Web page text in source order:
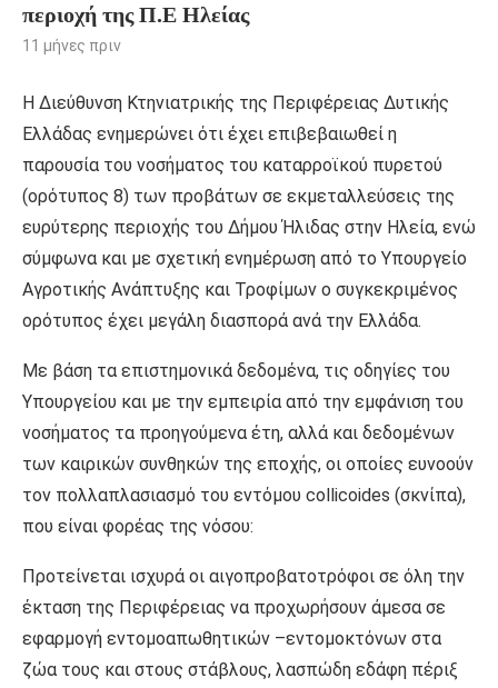
περιοχή της Π.Ε Ηλείας
11 μήνες πριν
Η Διεύθυνση Κτηνιατρικής της Περιφέρειας Δυτικής
Ελλάδας ενημερώνει ότι έχει επιβεβαιωθεί η
παρουσία του νοσήματος του καταρροϊκού πυρετού
(ορότυπος 8) των προβάτων σε εκμεταλλεύσεις της
ευρύτερης περιοχής του Δήμου Ήλιδας στην Ηλεία, ενώ
σύμφωνα και με σχετική ενημέρωση από το Υπουργείο
Αγροτικής Ανάπτυξης και Τροφίμων ο συγκεκριμένος
ορότυπος έχει μεγάλη διασπορά ανά την Ελλάδα.
Με βάση τα επιστημονικά δεδομένα, τις οδηγίες του
Υπουργείου και με την εμπειρία από την εμφάνιση του
νοσήματος τα προηγούμενα έτη, αλλά και δεδομένων
των καιρικών συνθηκών της εποχής, οι οποίες ευνοούν
τον πολλαπλασιασμό του εντόμου collicoides (σκνίπα),
που είναι φορέας της νόσου:
Προτείνεται ισχυρά οι αιγοπροβατοτρόφοι σε όλη την
έκταση της Περιφέρειας να προχωρήσουν άμεσα σε
εφαρμογή εντομοαπωθητικών –εντομοκτόνων στα
ζώα τους και στους στάβλους, λασπώδη εδάφη πέριξ